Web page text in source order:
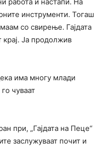
инструменти. Тогаш
со свирење. Гајдата
крај. Ја продолжив
има многу млади
чуваат
при, „Гајдата на Пеце“
заслужуваат почит и